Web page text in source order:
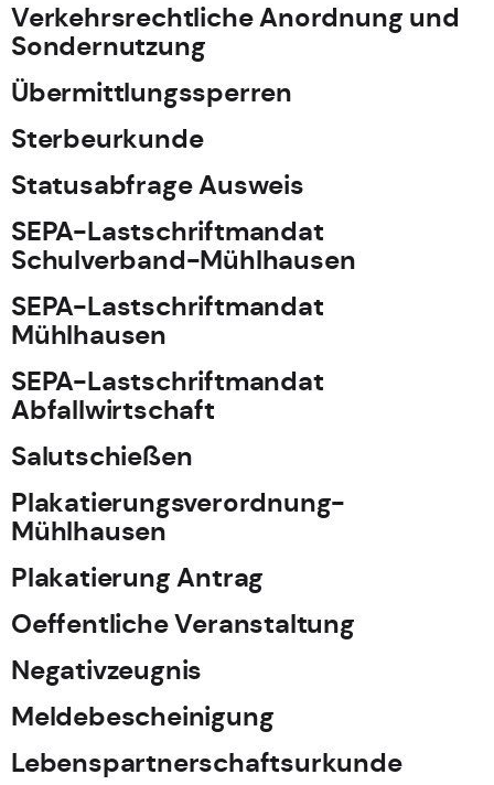
Verkehrsrechtliche Anordnung und
Sondernutzung
Übermittlungssperren
Sterbeurkunde
Statusabfrage Ausweis
SEPA-Lastschriftmandat
Schulverband-Mühlhausen
SEPA-Lastschriftmandat
Mühlhausen
SEPA-Lastschriftmandat
Abfallwirtschaft
Salutschießen
Plakatierungsverordnung-
Mühlhausen
Plakatierung Antrag
Oeffentliche Veranstaltung
Negativzeugnis
Meldebescheinigung
Lebenspartnerschaftsurkunde